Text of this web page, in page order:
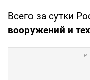
Всего за сутки
вооружений и